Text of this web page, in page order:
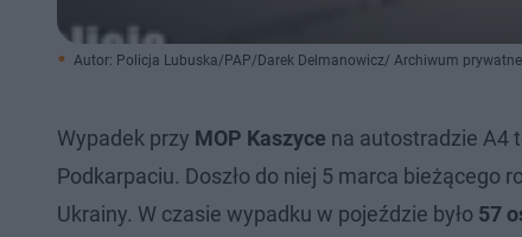
Autor: Policja Lubuska/PAP/Darek Delmanowicz/ Archiwum prywatne
Wypadek przy MOP Kaszyce na autostradzie A4
Podkarpaciu. Doszło do niej 5 marca bieżącego
Ukrainy. W czasie wypadku w pojeździe było 57